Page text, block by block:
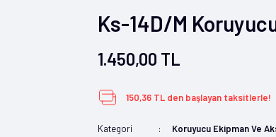
Ks-14D/M Koruyucu
1.450,00 TL
150,36 TL den başlayan taksitlerle!
Kategori Koruyucu Ekipman Ve